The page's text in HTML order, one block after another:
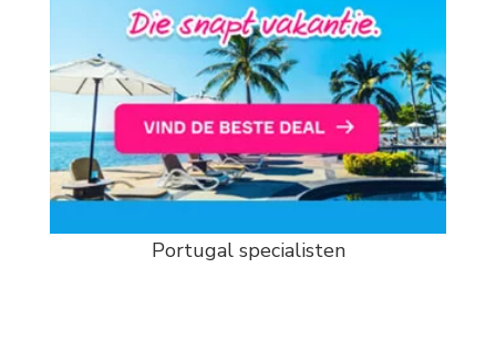
Portugal specialisten